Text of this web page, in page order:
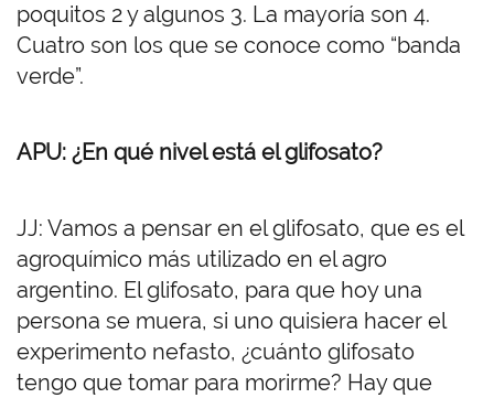
poquitos 2 y algunos 3. La mayoría son 4.
Cuatro son los que se conoce como “banda
verde”.
APU: ¿En qué nivel está el glifosato?
JJ: Vamos a pensar en el glifosato, que es el
agroquímico más utilizado en el agro
argentino. El glifosato, para que hoy una
persona se muera, si uno quisiera hacer el
experimento nefasto, ¿cuánto glifosato
tengo que tomar para morirme? Hay que